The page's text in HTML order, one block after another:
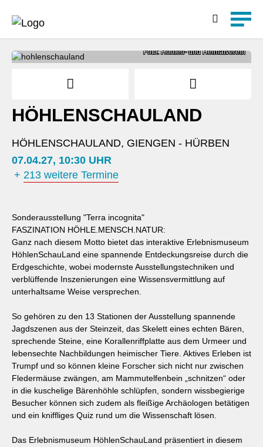
Foto: Höhlen- und Heimatverein
HÖHLENSCHAULAND
HÖHLENSCHAULAND, GIENGEN - HÜRBEN
07.04.27, 10:30 UHR
+ 213 weitere Termine
Sonderausstellung "Terra incognita"
FASZINATION HÖHLE.MENSCH.NATUR:
Ganz nach diesem Motto bietet das interaktive Erlebnismuseum
HöhlenSchauLand eine spannende Entdeckungsreise durch die
Erdgeschichte, wobei modernste Ausstellungstechniken und
verblüffende Inszenierungen eine Wissensvermittlung auf
unterhaltsame Weise versprechen.
So gehören zu den 13 Stationen der Ausstellung spannende
Jagdszenen aus der Steinzeit, das Skelett eines echten Bären,
sprechende Steine, eine Korallenriffplatte aus dem Urmeer und
lebensechte Nachbildungen heimischer Tiere. Aktives Erleben ist
Trumpf und so können kleine Forscher sich nicht nur zwischen
Fledermäuse zwängen, am Mammutelfenbein „schnitzen“ oder
in die kuschelige Bärenhöhle schlüpfen, sondern wissbegierige
Besucher können sich zudem als fleißige Archäologen betätigen
und ein kniffliges Quiz rund um die Wissenschaft lösen.
Das Erlebnismuseum HöhlenSchauLand präsentiert in diesem